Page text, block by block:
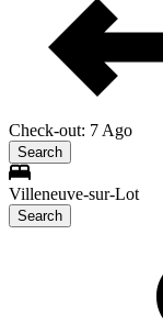
Check-out: 7 Ago
Search
Villeneuve-sur-Lot
Search